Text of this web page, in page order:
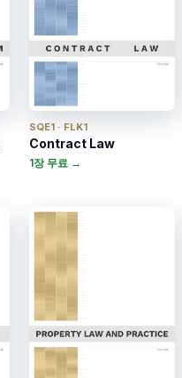
SQE1 · FLK1
Contract Law
1장 무료 →